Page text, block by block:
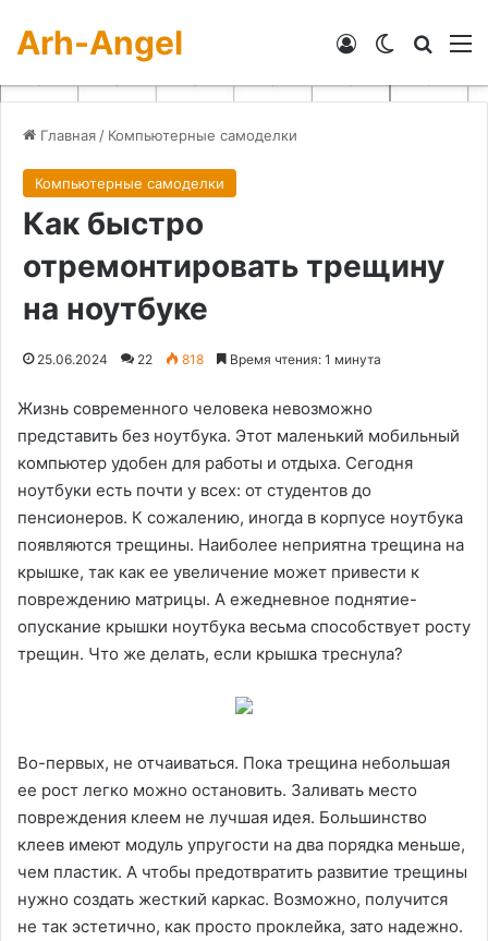
Arh-Angel Switch skin
Войти
Главная / Компьютерные самоделки
Компьютерные самоделки
Как быстро
отремонтировать трещину
на ноутбуке
25.06.2024 22 818 Время чтения: 1 минута
Жизнь современного человека невозможно
представить без ноутбука. Этот маленький мобильный
компьютер удобен для работы и отдыха. Сегодня
ноутбуки есть почти у всех: от студентов до
пенсионеров. К сожалению, иногда в корпусе ноутбука
появляются трещины. Наиболее неприятна трещина на
крышке, так как ее увеличение может привести к
повреждению матрицы. А ежедневное поднятие-
опускание крышки ноутбука весьма способствует росту
трещин. Что же делать, если крышка треснула?
Во-первых, не отчаиваться. Пока трещина небольшая
ее рост легко можно остановить. Заливать место
повреждения клеем не лучшая идея. Большинство
клеев имеют модуль упругости на два порядка меньше,
чем пластик. А чтобы предотвратить развитие трещины
нужно создать жесткий каркас. Возможно, получится
не так эстетично, как просто проклейка, зато надежно.